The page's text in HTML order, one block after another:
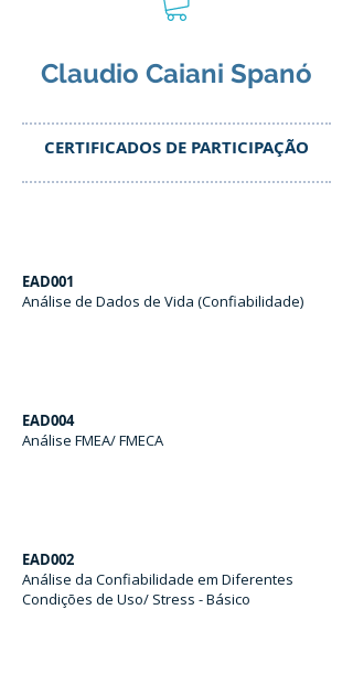
Claudio Caiani Spanó
CERTIFICADOS DE PARTICIPAÇÃO
EAD001
Análise de Dados de Vida (Confiabilidade)
EAD004
Análise FMEA/ FMECA
EAD002
Análise da Confiabilidade em Diferentes
Condições de Uso/ Stress - Básico